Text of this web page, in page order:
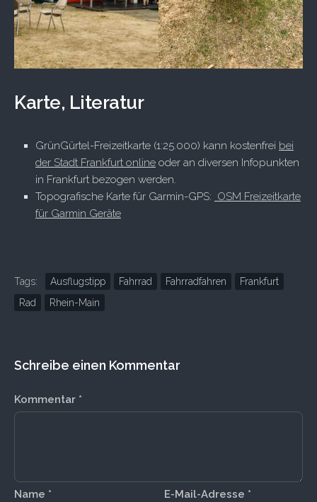
Karte, Literatur
GrünGürtel-Freizeitkarte (1:25.000) kann kostenfrei bei
der Stadt Frankfurt online oder an diversen Infopunkten
in Frankfurt bezogen werden.
Topografische Karte für Garmin-GPS: OSM Freizeitkarte
für Garmin Geräte
Tags: Ausflugstipp Fahrrad Fahrradfahren
Frankfurt
Rad
Rhein-Main
Schreibe einen Kommentar
Kommentar *
Name * E-Mail-Adresse *